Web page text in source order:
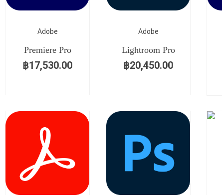
Adobe
Premiere Pro
฿17,530.00
Adobe
Lightroom Pro
฿20,450.00